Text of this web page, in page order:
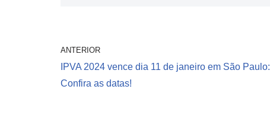
ANTERIOR
IPVA 2024 vence dia 11 de janeiro em São Paulo:
Confira as datas!